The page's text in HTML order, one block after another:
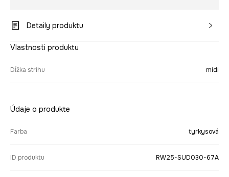
Detaily produktu
Vlastnosti produktu
Dĺžka strihu midi
Údaje o produkte
Farba tyrkysová
ID produktu RW25-SUD030-67A